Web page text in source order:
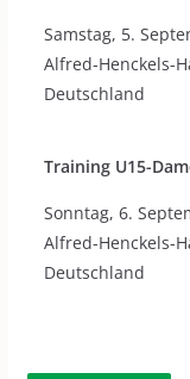
Samstag, 5.
Alfred-Henckels-
Deutschland
Training U15-
Sonntag, 6.
Alfred-Henckels-
Deutschland